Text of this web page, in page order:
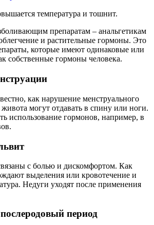
температура и тошнит.
препаратам – анальгетикам
и растительные гормоны. Это
которые имеют одинаковые или
собственные гормоны человека.
как нарушение менструального
могут отдавать в спину или ноги.
использование гормонов, например, в
с болью и дискомфортом. Как
выделения или кровотечение и
Недуги уходят после применения
период